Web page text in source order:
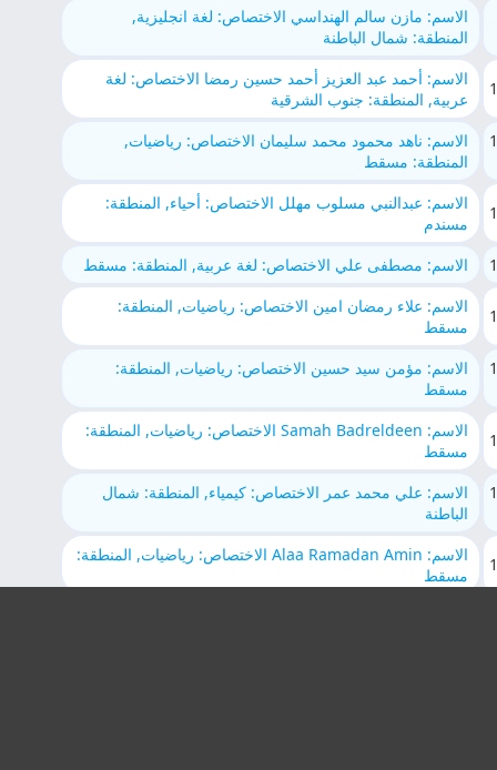
الاسم: مازن سالم الهنداسي الاختصاص: لغة انجليزية,
المنطقة: شمال الباطنة
الاسم: أحمد عبد العزيز أحمد حسين رمضا الاختصاص: لغة
عربية, المنطقة: جنوب الشرقية
الاسم: ناهد محمود محمد سليمان الاختصاص: رياضيات,
المنطقة: مسقط
الاسم: عبدالنبي مسلوب مهلل الاختصاص: أحياء, المنطقة:
مسندم
الاسم: مصطفى علي الاختصاص: لغة عربية, المنطقة: مسقط
الاسم: علاء رمضان امين الاختصاص: رياضيات, المنطقة:
مسقط
الاسم: مؤمن سيد حسين الاختصاص: رياضيات, المنطقة:
مسقط
الاسم: Samah Badreldeen الاختصاص: رياضيات, المنطقة:
مسقط
الاسم: علي محمد عمر الاختصاص: كيمياء, المنطقة: شمال
الباطنة
الاسم: Alaa Ramadan Amin الاختصاص: رياضيات, المنطقة:
مسقط